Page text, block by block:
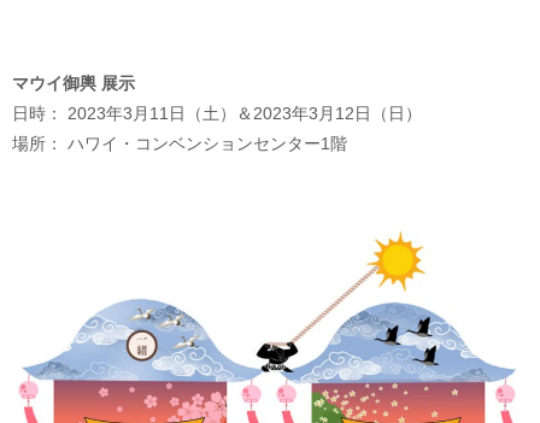
マウイ御輿 展示
日時： 2023年3月11日（土）＆2023年3月12日（日）
場所： ハワイ・コンベンションセンター1階